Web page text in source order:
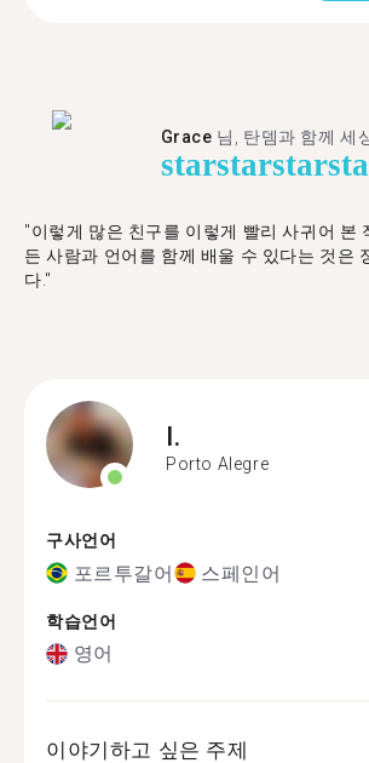
Grace 님, 탄뎀과 함께 세
starstarstar
"이렇게 많은 친구를 이렇게 빨리 사귀어 본
든 사람과 언어를 함께 배울 수 있다는 것은
다."
I.
Porto Alegre
구사언어
포르투갈어 스페인어
학습언어
영어
이야기하고 싶은 주제